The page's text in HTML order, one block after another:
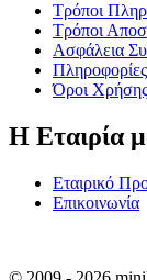
Τρόποι
Τρόποι
Ασφάλεια
Όροι Χρήσης
Η Εταιρία
Εταιρικό
Επικοινωνία